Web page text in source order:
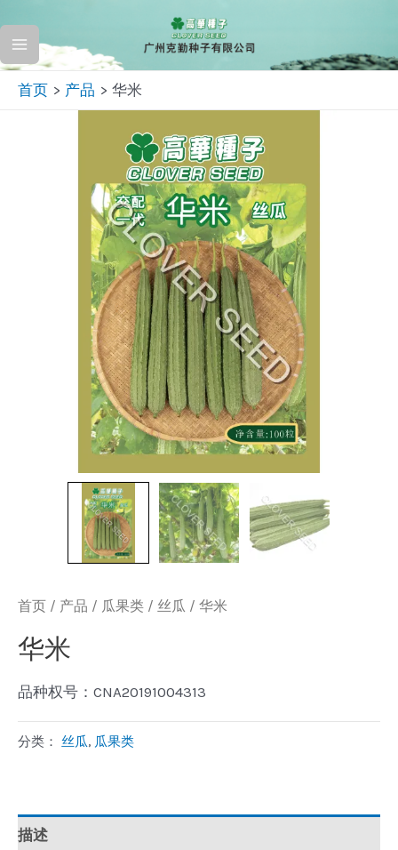
至
内Main
Menu
首页 产品 华米
首页 / 产品 / 瓜果类 / 丝瓜 / 华米
华米
品种权号：CNA20191004313
分类： 丝瓜, 瓜果类
描述